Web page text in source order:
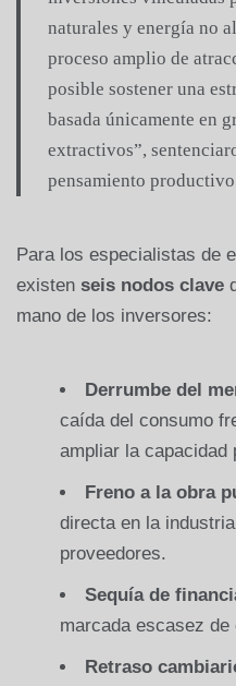
naturales y energía no
proceso amplio de
posible sostener una
basada únicamente en
extractivos”,
pensamiento
Para los especialistas de
existen seis nodos clave
mano de los inversores:
Derrumbe del
caída del consumo
ampliar la capacidad
Freno a la obra
directa en la
proveedores.
Sequía de
marcada escasez
Retraso